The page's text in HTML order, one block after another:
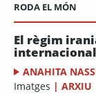
RODA EL MÓN
El règim
ANAHITA
Imatges | ARXIU